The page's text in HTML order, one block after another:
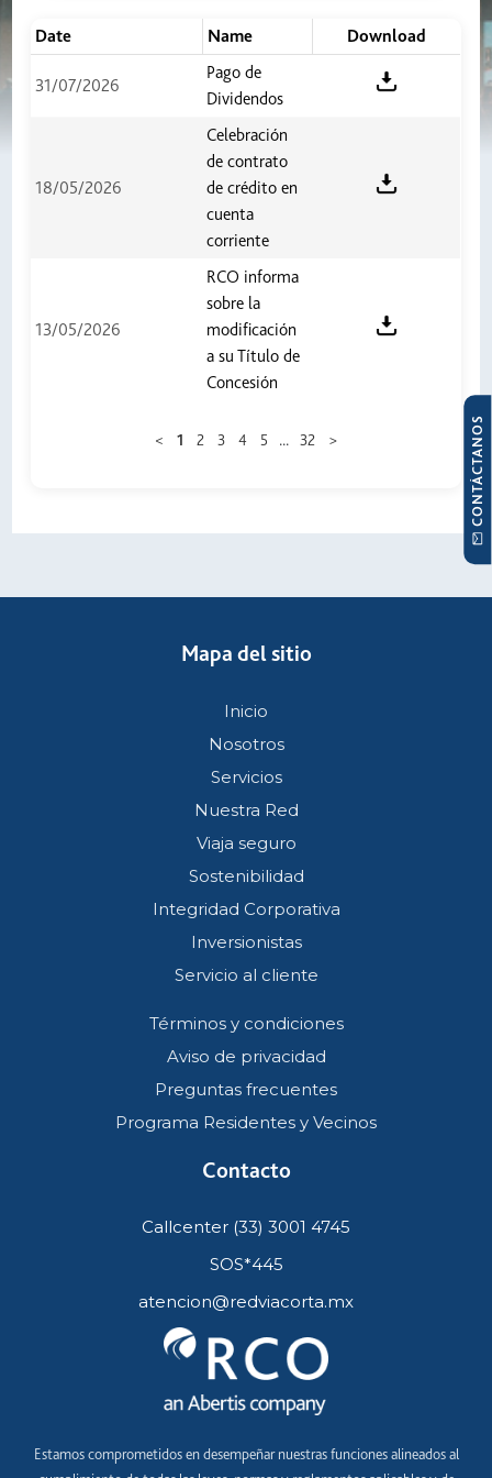
Date Name Download
31/07/2026
Pago de
Dividendos
18/05/2026
Celebración
de contrato
de crédito en
cuenta
corriente
13/05/2026
RCO informa
sobre la
modificación
a su Título de
Concesión
< 1 2 3 4 5 ... 32 > CONTÁCTANOS
Estamos comprometidos en desempeñar nuestras funciones alineados al
Mapa del sitio
Inicio
Nosotros
Servicios
Nuestra Red
Viaja seguro
Sostenibilidad
Integridad Corporativa
Inversionistas
Servicio al cliente
Términos y condiciones
Aviso de privacidad
Preguntas frecuentes
Programa Residentes y Vecinos
Contacto
Callcenter (33) 3001 4745
SOS*445
atencion@redviacorta.mx